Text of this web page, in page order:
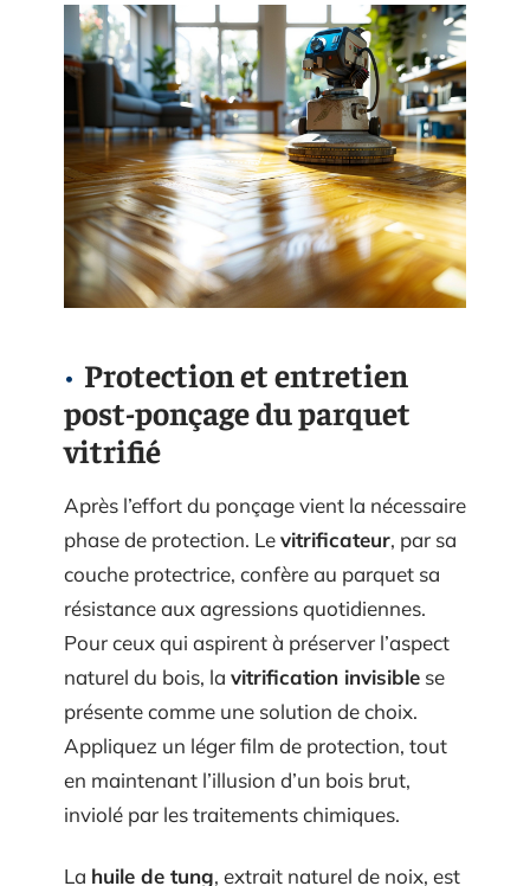
Protection et entretien
post-ponçage du parquet
vitrifié
Après l’effort du ponçage vient la nécessaire
phase de protection. Levitrificateur, par sa
couche protectrice, confère au parquet sa
résistance aux agressions quotidiennes.
Pour ceux qui aspirent à préserver l’aspect
naturel du bois, la vitrification invisible se
présente comme une solution de choix.
Appliquez un léger film de protection, tout
en maintenant l’illusion d’un bois brut,
inviolé par les traitements chimiques.
La huile de tung, extrait naturel de noix, est